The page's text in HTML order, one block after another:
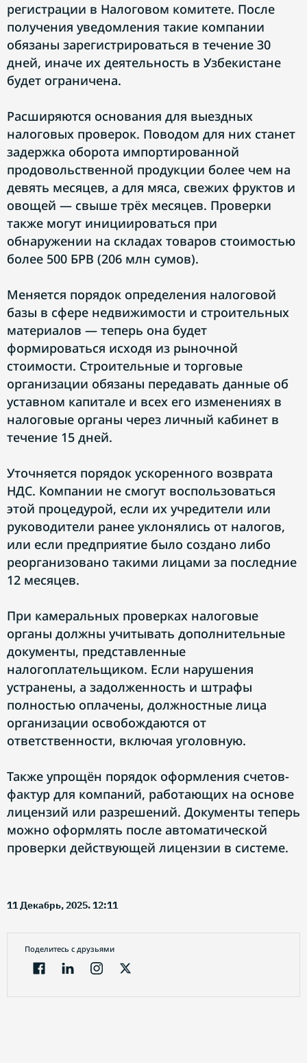
регистрации в Налоговом комитете. После
получения уведомления такие компании
обязаны зарегистрироваться в течение 30
дней, иначе их деятельность в Узбекистане
будет ограничена.
Расширяются основания для выездных
налоговых проверок. Поводом для них станет
задержка оборота импортированной
продовольственной продукции более чем на
девять месяцев, а для мяса, свежих фруктов и
овощей — свыше трёх месяцев. Проверки
также могут инициироваться при
обнаружении на складах товаров стоимостью
более 500 БРВ (206 млн сумов).
Меняется порядок определения налоговой
базы в сфере недвижимости и строительных
материалов — теперь она будет
формироваться исходя из рыночной
стоимости. Строительные и торговые
организации обязаны передавать данные об
уставном капитале и всех его изменениях в
налоговые органы через личный кабинет в
течение 15 дней.
Уточняется порядок ускоренного возврата
НДС. Компании не смогут воспользоваться
этой процедурой, если их учредители или
руководители ранее уклонялись от налогов,
или если предприятие было создано либо
реорганизовано такими лицами за последние
12 месяцев.
При камеральных проверках налоговые
органы должны учитывать дополнительные
документы, представленные
налогоплательщиком. Если нарушения
устранены, а задолженность и штрафы
полностью оплачены, должностные лица
организации освобождаются от
ответственности, включая уголовную.
Также упрощён порядок оформления счетов-
фактур для компаний, работающих на основе
лицензий или разрешений. Документы теперь
можно оформлять после автоматической
проверки действующей лицензии в системе.
11 Декабрь, 2025. 12:11
Поделитесь с друзьями